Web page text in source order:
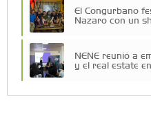
El Congurbano
Nazaro con un
NENE reunió a
y el real estate